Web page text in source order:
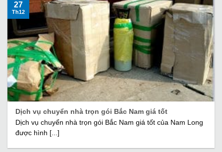
Dịch vụ chuyển nhà trọn gói Bắc Nam giá tốt
Dịch vụ chuyển nhà trọn gói Bắc Nam giá tốt của Nam Long
được hình [...]
27
Th12